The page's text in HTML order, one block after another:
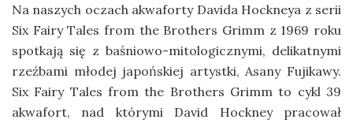
Na naszych oczach akwaforty Davida Hockneya z serii
Six Fairy Tales from the Brothers Grimm z 1969 roku
spotkają się z baśniowo-mitologicznymi, delikatnymi
rzeźbami młodej japońskiej artystki, Asany Fujikawy.
Six Fairy Tales from the Brothers Grimm to cykl 39
akwafort, nad którymi David Hockney pracował